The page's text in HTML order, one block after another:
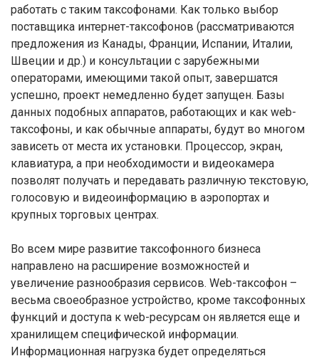
работать с таким таксофонами. Как только выбор
поставщика интернет-таксофонов (рассматриваются
предложения из Канады, Франции, Испании, Италии,
Швеции и др.) и консультации с зарубежными
операторами, имеющими такой опыт, завершатся
успешно, проект немедленно будет запущен. Базы
данных подобных аппаратов, работающих и как web-
таксофоны, и как обычные аппараты, будут во многом
зависеть от места их установки. Процессор, экран,
клавиатура, а при необходимости и видеокамера
позволят получать и передавать различную текстовую,
голосовую и видеоинформацию в аэропортах и
крупных торговых центрах.
Во всем мире развитие таксофонного бизнеса
направлено на расширение возможностей и
увеличение разнообразия сервисов. Web-таксофон –
весьма своеобразное устройство, кроме таксофонных
функций и доступа к web-ресурсам он является еще и
хранилищем специфической информации.
Информационная нагрузка будет определяться